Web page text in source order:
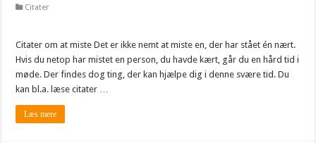
Citater
Citater om at miste Det er ikke nemt at miste en, der har stået én nært.
Hvis du netop har mistet en person, du havde kært, går du en hård tid i
møde. Der findes dog ting, der kan hjælpe dig i denne svære tid. Du
kan bl.a. læse citater …
Læs mere